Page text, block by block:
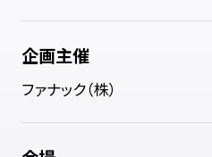
企画主催
ファナック（株）